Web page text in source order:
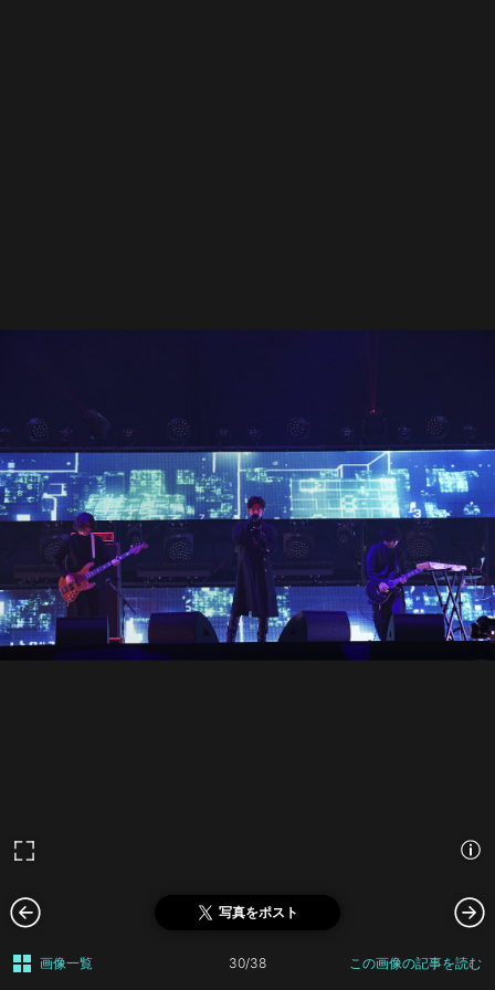
写真をポスト
画像一覧 30/38 この画像の記事を読む